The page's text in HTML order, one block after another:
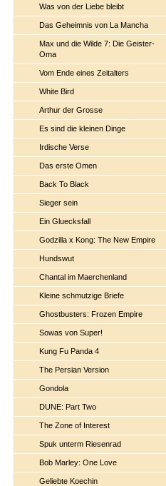
Was von der Liebe bleibt
Das Geheimnis von La Mancha
Max und die Wilde 7: Die Geister-
Oma
Vom Ende eines Zeitalters
White Bird
Arthur der Grosse
Es sind die kleinen Dinge
Irdische Verse
Das erste Omen
Back To Black
Sieger sein
Ein Gluecksfall
Godzilla x Kong: The New Empire
Hundswut
Chantal im Maerchenland
Kleine schmutzige Briefe
Ghostbusters: Frozen Empire
Sowas von Super!
Kung Fu Panda 4
The Persian Version
Gondola
DUNE: Part Two
The Zone of Interest
Spuk unterm Riesenrad
Bob Marley: One Love
Geliebte Koechin